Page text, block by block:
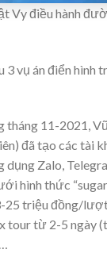
Vy điều hành
3 vụ án điển hình
tháng 11-2021,
đã tạo các tài
dụng Zalo,
hình thức
25 triệu đồng/
tour từ 2-5 ngày